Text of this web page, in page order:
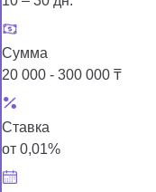
Сумма
20 000 - 300 000 ₸
Ставка
от 0,01%